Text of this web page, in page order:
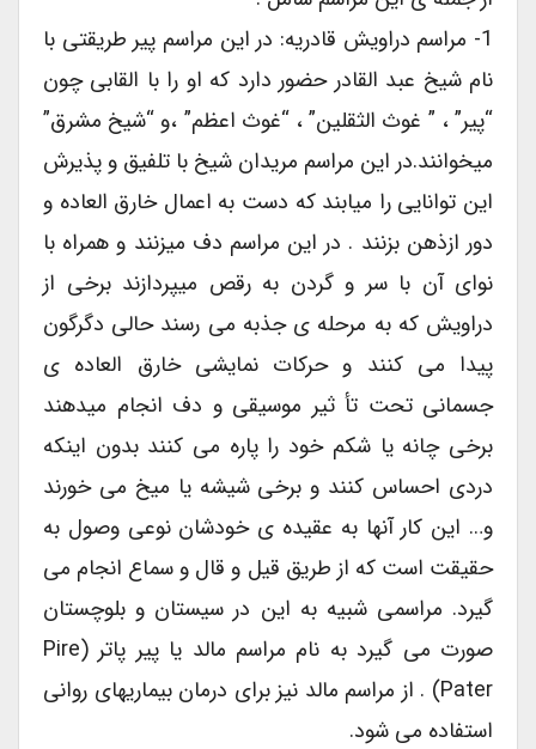
1- مراسم دراویش قادریه: در این مراسم پیر طریقتی با
نام شیخ عبد القادر حضور دارد که او را با القابی چون
“پیر” ، ” غوث الثقلین” ، “غوث اعظم” ،و “شیخ مشرق”
میخوانند.در این مراسم مریدان شیخ با تلفیق و پذیرش
این توانایی را میابند که دست به اعمال خارق العاده و
دور ازذهن بزنند . در این مراسم دف میزنند و همراه با
نوای آن با سر و گردن به رقص میپردازند برخی از
دراویش که به مرحله ی جذبه می رسند حالی دگرگون
پیدا می کنند و حرکات نمایشی خارق العاده ی
جسمانی تحت تأ ثیر موسیقی و دف انجام میدهند
برخی چانه یا شکم خود را پاره می کنند بدون اینکه
دردی احساس کنند و برخی شیشه یا میخ می خورند
و… این کار آنها به عقیده ی خودشان نوعی وصول به
حقیقت است که از طریق قیل و قال و سماع انجام می
گیرد. مراسمی شبیه به این در سیستان و بلوچستان
صورت می گیرد به نام مراسم مالد یا پیر پاتر (Pire
Pater) . از مراسم مالد نیز برای درمان بیماریهای روانی
استفاده می شود.